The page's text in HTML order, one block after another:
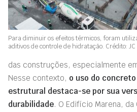
Para diminuir os efeitos térmicos, foram
aditivos de controle de hidratação. Crédito: JC
das construções, especialmente
Nesse contexto, o uso do
estrutural destaca-se por sua
durabilidade. O Edifício Marena,